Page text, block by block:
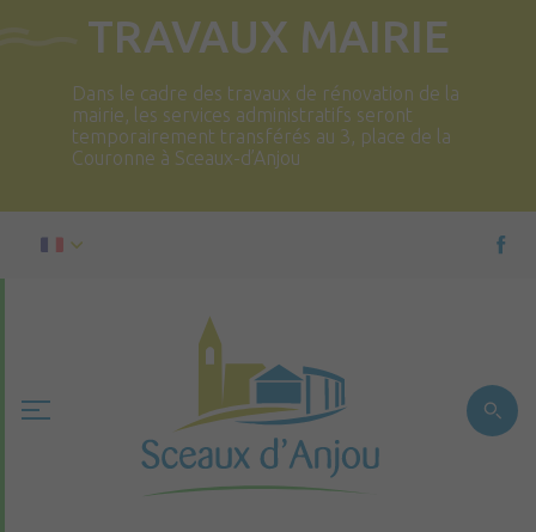
TRAVAUX MAIRIE
Dans le cadre des travaux de rénovation de la
mairie, les services administratifs seront
temporairement transférés au 3, place de la
Couronne à Sceaux-d’Anjou